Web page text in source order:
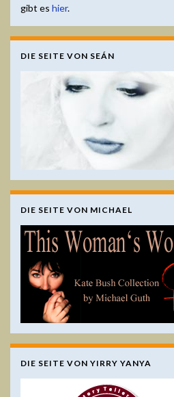
gibt es hier.
DIE SEITE VON SEÁN
DIE SEITE VON MICHAEL
DIE SEITE VON YIRRY YANYA